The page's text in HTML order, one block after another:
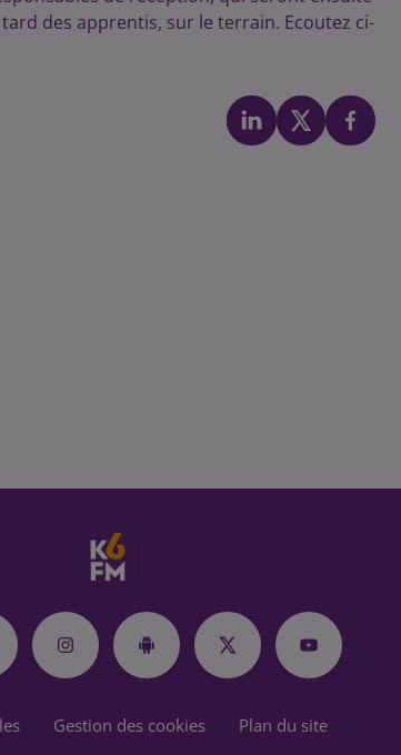
des apprentis, sur le terrain. Ecoutez ci-
Gestion des cookies Plan du site